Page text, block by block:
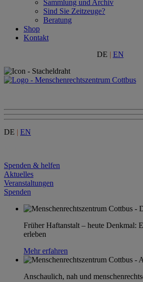
Sammlung und Archiv
Sind Sie Zeitzeuge?
Beratung
Shop
Kontakt
DE | EN
DE | EN
Spenden & helfen
Aktuelles
Veranstaltungen
Spenden
Früher Haftanstalt – heute Denkmal:
erleben
Mehr erfahren
Anschaulich, nah und